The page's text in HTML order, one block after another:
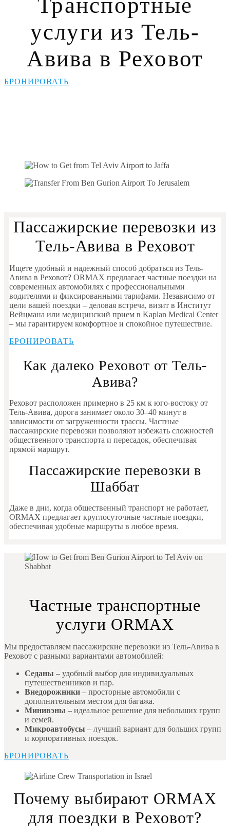
Транспортные
услуги из Тель-
Авива в Реховот
БРОНИРОВАТЬ
Пассажирские перевозки из
Тель-Авива в Реховот
Ищете удобный и надежный способ добраться из Тель-
Авива в Реховот? ORMAX предлагает частные поездки на
современных автомобилях с профессиональными
водителями и фиксированными тарифами. Независимо от
цели вашей поездки – деловая встреча, визит в Институт
Вейцмана или медицинский прием в Kaplan Medical Center
– мы гарантируем комфортное и спокойное путешествие.
БРОНИРОВАТЬ
Как далеко Реховот от Тель-
Авива?
Реховот расположен примерно в 25 км к юго-востоку от
Тель-Авива, дорога занимает около 30–40 минут в
зависимости от загруженности трассы. Частные
пассажирские перевозки позволяют избежать сложностей
общественного транспорта и пересадок, обеспечивая
прямой маршрут.
Пассажирские перевозки в
Шаббат
Даже в дни, когда общественный транспорт не работает,
ORMAX предлагает круглосуточные частные поездки,
обеспечивая удобные маршруты в любое время.
Частные транспортные
услуги ORMAX
Мы предоставляем пассажирские перевозки из Тель-Авива в
Реховот с разными вариантами автомобилей:
Седаны – удобный выбор для индивидуальных
путешественников и пар.
Внедорожники – просторные автомобили с
дополнительным местом для багажа.
Минивэны – идеальное решение для небольших групп
и семей.
Микроавтобусы – лучший вариант для больших групп
и корпоративных поездок.
БРОНИРОВАТЬ
Почему выбирают ORMAX
для поездки в Реховот?